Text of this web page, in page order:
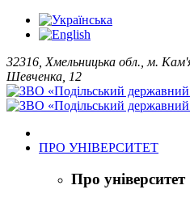
32316, Хмельницька обл., м.
Шевченка, 12
ПРО УНІВЕРСИТЕТ
Про університет